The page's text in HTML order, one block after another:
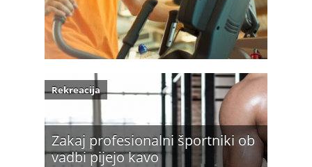
Zakaj profesionalni športniki ob
vadbi pijejo kavo
Rekreacija